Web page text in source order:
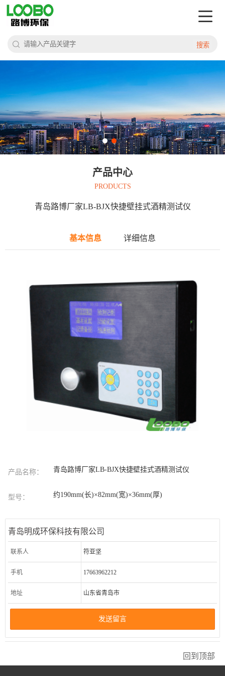
搜索
产品中心
PRODUCTS
青岛路博厂家LB-BJX快捷壁挂式酒精测试仪
基本信息 详细信息
产品名称： 青岛路博厂家LB-BJX快捷壁挂式酒精测试仪
型号： 约190mm(长)×82mm(宽)×36mm(厚)
青岛明成环保科技有限公司
联系人 符亚坚
手机 17663962212
地址 山东省青岛市
发送留言
回到顶部